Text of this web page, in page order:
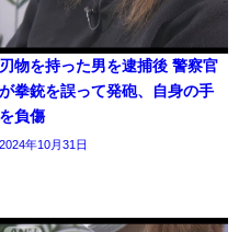
刃物を持った男を逮捕後 警察官
が拳銃を誤って発砲、自身の手
を負傷
2024年10月31日